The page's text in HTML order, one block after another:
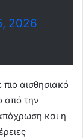
2026
αισθησιακό
από την
και η